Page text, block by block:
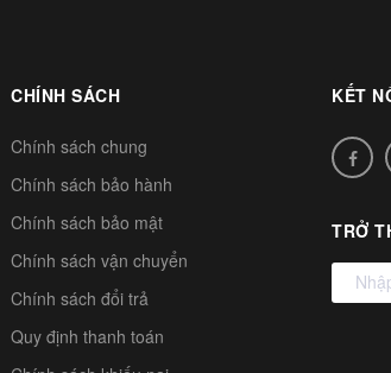
CHÍNH SÁCH
Chính sách chung
Chính sách bảo hành
Chính sách bảo mật
Chính sách vận chuyển
Chính sách đổi trả
Quy định thanh toán
KẾT
TRỞ